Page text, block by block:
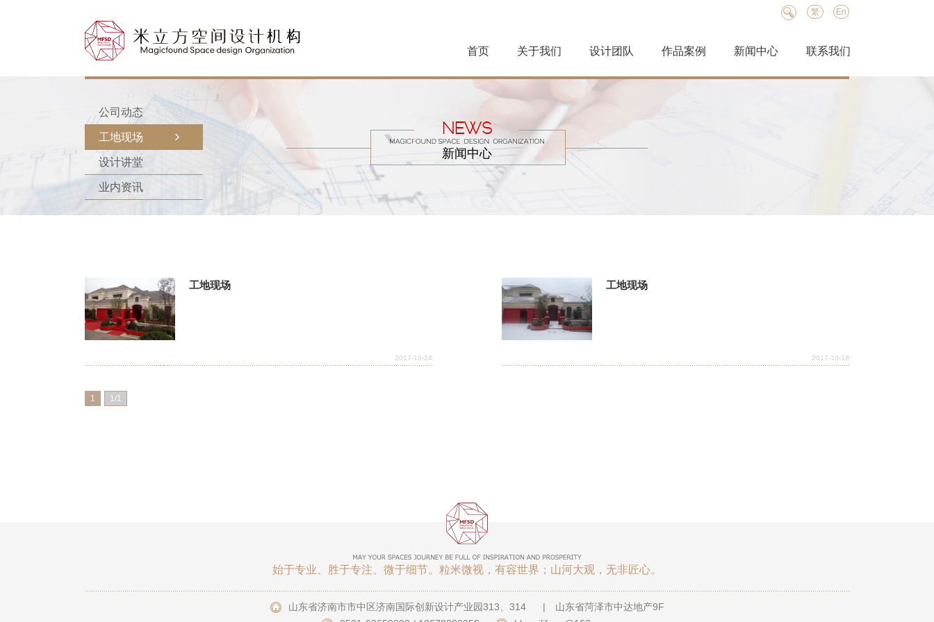
繁 En
首页 关于我们 设计团队 作品案例 新闻中心 联系我们
NEWS
新闻中心
公司动态
工地现场
设计讲堂
业内资讯
工地现场
2017-10-24
工地现场
2017-10-18
1 1/1
始于专业、胜于专注、微于细节。粒米微视，有容世界；山河大观，无非匠心。
山东省济南市市中区济南国际创新设计产业园313、314 | 山东省菏泽市中达地产9F